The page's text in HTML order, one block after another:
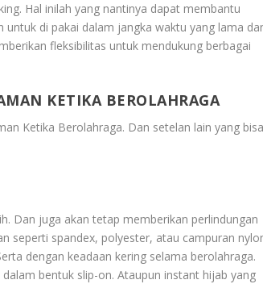
Hal inilah yang nantinya dapat membantu
di pakai dalam jangka waktu yang lama
fleksibilitas untuk mendukung berbagai
KETIKA BEROLAHRAGA
Ketika Berolahraga. Dan setelan lain yang bisa
Dan juga akan tetap memberikan perlindungan
seperti spandex, polyester, atau campuran
dengan keadaan kering selama berolahraga.
bentuk slip-on. Ataupun instant hijab yang